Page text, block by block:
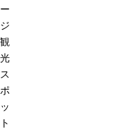
ー
ジ
観
光
ス
ポ
ッ
ト